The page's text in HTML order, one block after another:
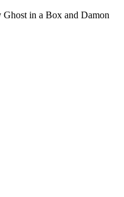
in a Box and Damon